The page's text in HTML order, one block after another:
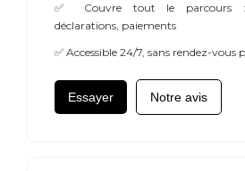
✅ Couvre tout le parcours :
déclarations, paiements
✅ Accessible 24/7, sans rendez-vous
Essayer Notre avis